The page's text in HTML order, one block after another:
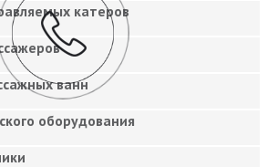
катеров
ванн
оборудования